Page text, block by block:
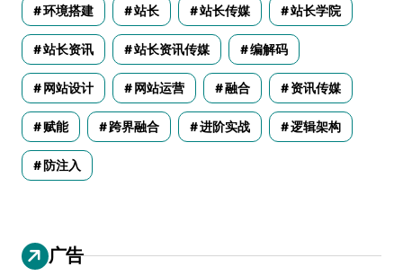
环境搭建 站长 站长传媒 站长学院
站长资讯 站长资讯传媒 编解码
网站设计 网站运营 融合 资讯传媒
赋能 跨界融合 进阶实战 逻辑架构
防注入
广告